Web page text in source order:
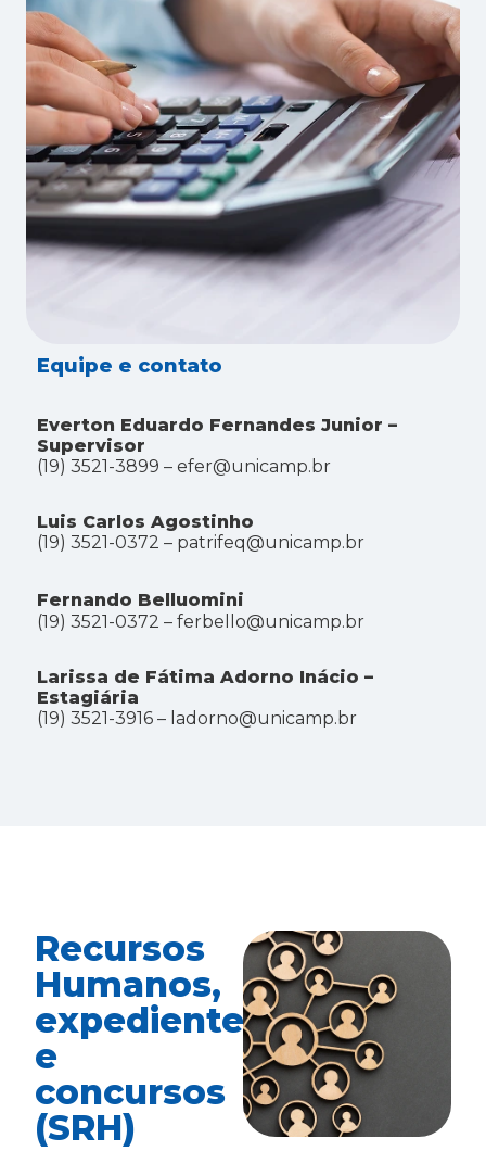
Equipe e contato
Everton Eduardo Fernandes Junior –
Supervisor
(19) 3521-3899 – efer@unicamp.br
Luis Carlos Agostinho
(19) 3521-0372 – patrifeq@unicamp.br
Fernando Belluomini
(19) 3521-0372 – ferbello@unicamp.br
Larissa de Fátima Adorno Inácio –
Estagiária
(19) 3521-3916 – ladorno@unicamp.br
Recursos
Humanos,
expediente
e
concursos
(SRH)